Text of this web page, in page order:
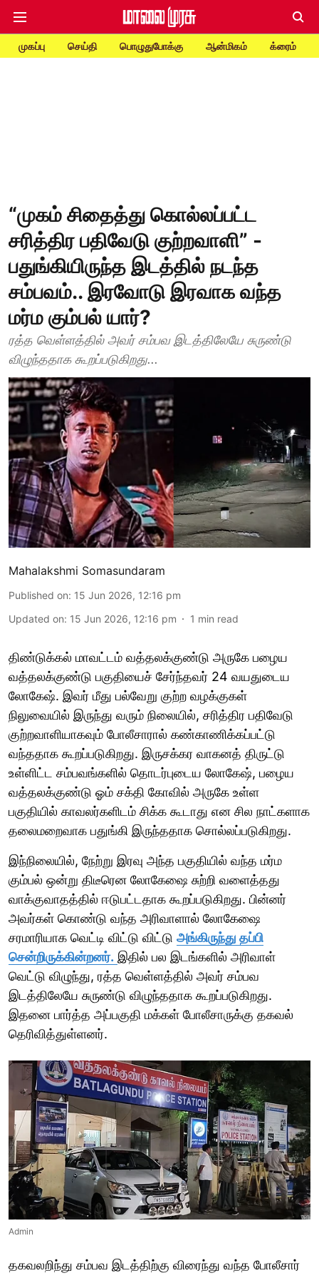
முகப்பு செய்தி பொழுதுபோக்கு ஆன்மிகம் க்ரைம்
“முகம் சிதைத்து கொல்லப்பட்ட
சரித்திர பதிவேடு குற்றவாளி” -
பதுங்கியிருந்த இடத்தில் நடந்த
சம்பவம்.. இரவோடு இரவாக வந்த
மர்ம கும்பல் யார்?
ரத்த வெள்ளத்தில் அவர் சம்பவ இடத்திலேயே சுருண்டு
விழுந்ததாக கூறப்படுகிறது...
Mahalakshmi Somasundaram
Published on: 15 Jun 2026, 12:16 pm
Updated on: 15 Jun 2026, 12:16 pm 1 min read
திண்டுக்கல் மாவட்டம் வத்தலக்குண்டு அருகே பழைய
வத்தலக்குண்டு பகுதியைச் சேர்ந்தவர் 24 வயதுடைய
லோகேஷ். இவர் மீது பல்வேறு குற்ற வழக்குகள்
நிலுவையில் இருந்து வரும் நிலையில், சரித்திர பதிவேடு
குற்றவாளியாகவும் போலீசாரால் கண்காணிக்கப்பட்டு
வந்ததாக கூறப்படுகிறது. இருசக்கர வாகனத் திருட்டு
உள்ளிட்ட சம்பவங்களில் தொடர்புடைய லோகேஷ், பழைய
வத்தலக்குண்டு ஓம் சக்தி கோவில் அருகே உள்ள
பகுதியில் காவலர்களிடம் சிக்க கூடாது என சில நாட்களாக
தலைமறைவாக பதுங்கி இருந்ததாக சொல்லப்படுகிறது.
இந்நிலையில், நேற்று இரவு அந்த பகுதியில் வந்த மர்ம
கும்பல் ஒன்று திடீரென லோகேஷை சுற்றி வளைத்தது
வாக்குவாதத்தில் ஈடுபட்டதாக கூறப்படுகிறது. பின்னர்
அவர்கள் கொண்டு வந்த அரிவாளால் லோகேஷை
சரமாரியாக வெட்டி விட்டு விட்டு அங்கிருந்து தப்பி
சென்றிருக்கின்றனர். இதில் பல இடங்களில் அரிவாள்
வெட்டு விழுந்து, ரத்த வெள்ளத்தில் அவர் சம்பவ
இடத்திலேயே சுருண்டு விழுந்ததாக கூறப்படுகிறது.
இதனை பார்த்த அப்பகுதி மக்கள் போலீசாருக்கு தகவல்
தெரிவித்துள்ளனர்.
Admin
தகவலறிந்து சம்பவ இடத்திற்கு விரைந்து வந்த போலீசார்